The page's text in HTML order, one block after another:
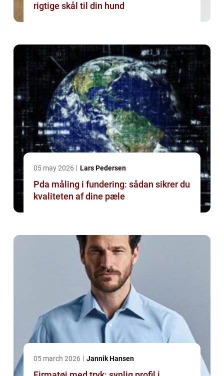
rigtige skål til din hund
05 may 2026 Lars Pedersen
Pda måling i fundering: sådan sikrer du
kvaliteten af dine pæle
05 march 2026 Jannik Hansen